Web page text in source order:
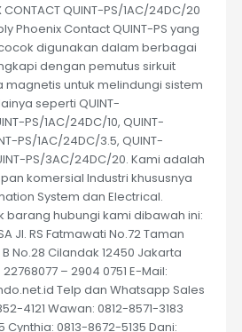
QUINT-PS/1AC/24DC/20
Phoenix Contact QUINT-PS yang
digunakan dalam berbagai
dengan pemutus sirkuit
untuk melindungi sistem
seperti QUINT-
PS/1AC/24DC/10, QUINT-
PS/1AC/24DC/3.5, QUINT-
PS/3AC/24DC/20. Kami adalah
komersial Industri khususnya
System dan Electrical.
barang hubungi kami dibawah ini:
Jl. RS Fatmawati No.72 Taman
B No.28 Cilandak 12450 Jakarta
– 2904 0751 E-Mail:
Telp dan Whatsapp Sales
4121 Wawan: 0812-8571-3183
Cynthia: 0813-8672-5135 Dani: